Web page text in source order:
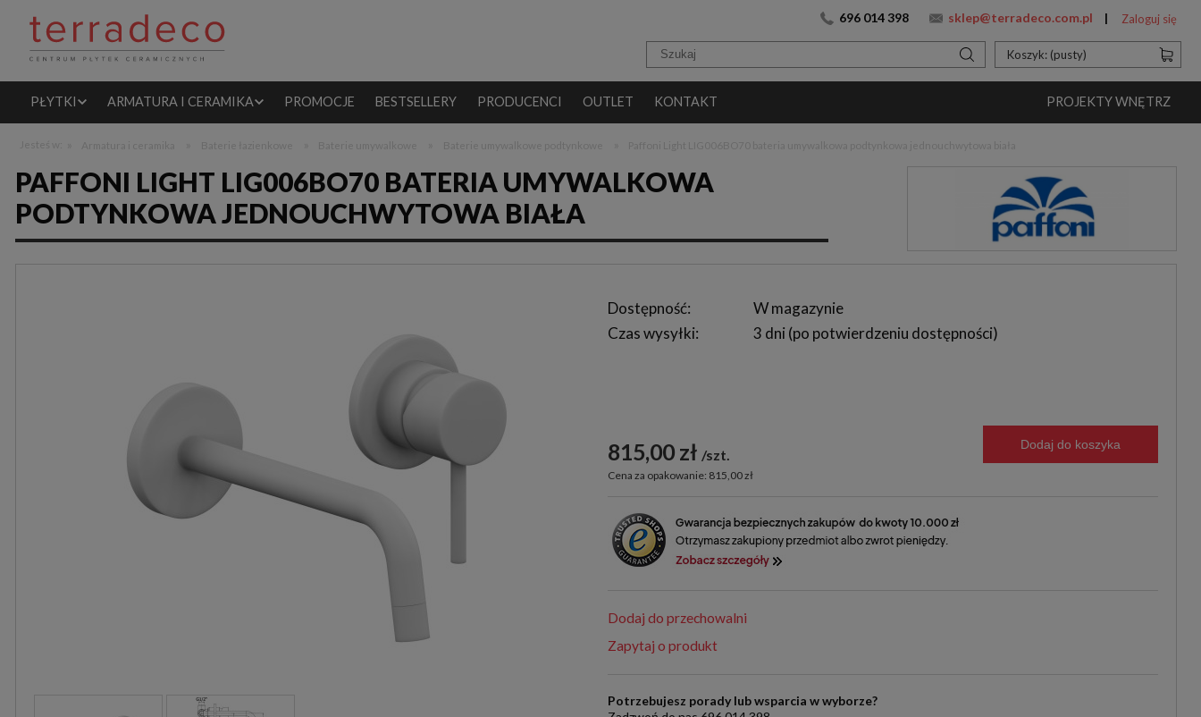
696 014 398 sklep@terradeco.com.pl Zaloguj się
Koszyk: (pusty)
PŁYTKI ARMATURA I CERAMIKA PROMOCJE BESTSELLERY PRODUCENCI OUTLET KONTAKT PROJEKTY WNĘTRZ
PAFFONI LIGHT LIG006BO70 BATERIA UMYWALKOWA
PODTYNKOWA JEDNOUCHWYTOWA BIAŁA
Dostępność:
W magazynie
Czas wysyłki:
3 dni
815,00 zł szt.
Cena za opakowanie: 815,00 zł
Dodaj do koszyka
Dodaj do przechowalni
Zapytaj o produkt
Potrzebujesz porady lub wsparcia w wyborze?